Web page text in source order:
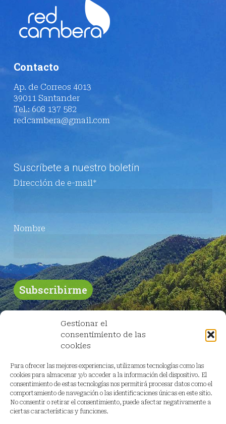
Gestionar el
consentimiento de las
cookies
Para ofrecer las mejores experiencias, utilizamos tecnologías como las
cookies para almacenar y/o acceder a la información del dispositivo. El
consentimiento de estas tecnologías nos permitirá procesar datos como el
comportamiento de navegación o las identificaciones únicas en este sitio.
No consentir o retirar el consentimiento, puede afectar negativamente a
ciertas características y funciones.
Contacto
Ap. de Correos 4013
39011 Santander
Tel.: 608 137 582
redcambera@gmail.com
Suscríbete a nuestro boletín
Dirección de e-mail*
Nombre